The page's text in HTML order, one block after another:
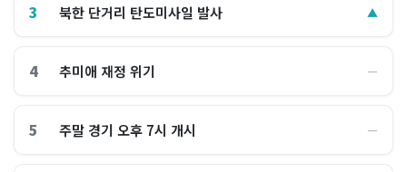
3 북한 단거리 탄도미사일 발사 ▲
4 추미애 재정 위기 ―
5 주말 경기 오후 7시 개시 ―